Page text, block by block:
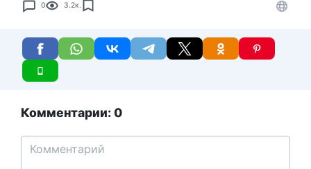
0 3.2к.
Комментарии: 0